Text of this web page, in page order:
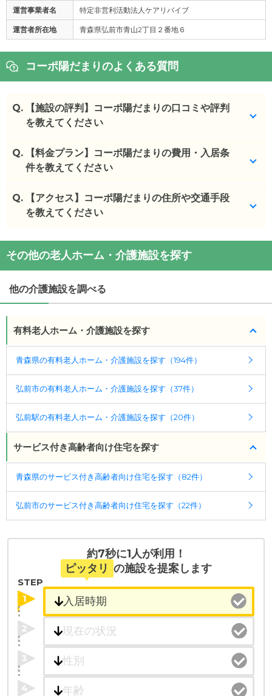
運営事業者名 特定非営利活動法人ケアリバイブ
運営者所在地 青森県弘前市青山2丁目２番地６
コーポ陽だまりのよくある質問
Q.
【施設の評判】コーポ陽だまりの口コミや評判
を教えてください
コーポ陽だまりを見学した方の口コミを確認できま
す。
コーポ陽だまり
口コミ
・家にいるとどうしても、家族の負担が多いが、施
設に入ることで、...
コーポ陽だまり
のページでは、6枚の施設写真を見る
ことができます。
◎ケアスル 介護の3つの特徴
ポート
受付時間：10：00～19：00
・全国10000件の介護施設情報を掲載
幅広い選択肢の中から、条件にあった施設を選ぶ
ことができます。
・こだわりの条件や医療体制から施設を探せる
「夫婦入居可」の施設、「看取り可」の施設など、
Q.
【料金プラン】コーポ陽だまりの費用・入居条
件を教えてください
コーポ陽だまりの入居金・月額料金は次のとおりで
す。
・月額費用が7.2万円
・要介護度：自立、要支援1、要支援2、要介護1、要
ケアスル 介護では詳細な料金プラン
す。詳しくはこちら。
・経験豊富な入居相談員が完全無料で施設探しをサ
ポート
入居相談： 0120-579-721 （無料）
受付時間：10：00～19：00
・全国10000件の介護施設情報を掲載
幅広い選択肢の中から、条件にあった施設を選ぶ
ことができます。
・こだわりの条件や医療体制から施設を探せる
「夫婦入居可」の施設、「看取り可」の施設など、
医療・看護体制から施設を探すこともできます。
Q.
【アクセス】コーポ陽だまりの住所や交通手段
を教えてください
コーポ陽だまりの交通アクセス
・住所：青森県弘前市百石町55-1
・最寄り駅：中央弘前駅0.7km弘前駅1.2km弘高下
駅1.5km弘前東高前駅
撫牛子駅2.7km運動公園前駅3.0km聖愛中高前駅
その他の老人ホーム・介護施設を探す
他の介護施設を調べる
有料老人ホーム・介護施設を探す
青森県の有料老人ホーム・介護施設を探す（194件）
弘前市の有料老人ホーム・介護施設を探す（37件）
弘前駅の有料老人ホーム・介護施設を探す（20件）
サービス付き高齢者向け住宅を探す
青森県のサービス付き高齢者向け住宅を探す（82件）
弘前市のサービス付き高齢者向け住宅を探す（22件）
約7秒に1人が利用！
ピッタリ の施設を提案します
STEP
1
2
3
4